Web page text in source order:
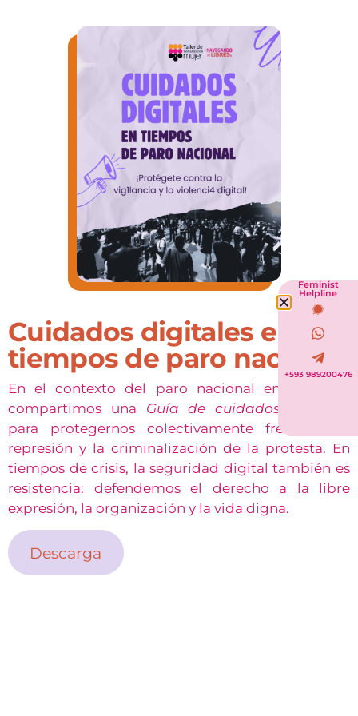
Cuidados digitales en
tiempos de paro nacional
En el contexto del paro nacional en Ecuador,
compartimos una Guía de cuidados digitales
para protegernos colectivamente frente a la
represión y la criminalización de la protesta. En
tiempos de crisis, la seguridad digital también es
resistencia: defendemos el derecho a la libre
expresión, la organización y la vida digna.
Descarga
Feminist
Helpline
+593 989200476